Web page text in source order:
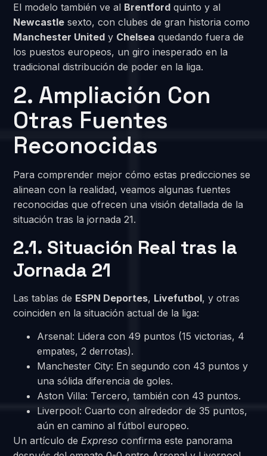
El modelo también ve al Brentford quinto y al
Newcastle sexto, con clubes de gran historia como
Manchester United y Chelsea quedando fuera de
los puestos europeos, un giro inesperado en la
tradicional distribución de poder en la liga.
2. Ampliación Con
Otras Fuentes
Reconocidas
Para comprender mejor cómo estas predicciones se
alinean con la realidad, veamos algunas fuentes
reconocidas que ofrecen una visión detallada de la
situación tras la jornada 21.
2.1. Situación Real tras la
Jornada 21
Las tablas de ESPN Deportes, Livefutbol, y otras
coinciden en la situación actual de la liga:
Arsenal: Lidera con 49 puntos (15 victorias, 4
empates, 2 derrotas).
Manchester City: En segundo con 43 puntos y
una sólida diferencia de goles.
Aston Villa: Tercero, también con 43 puntos.
Liverpool: Cuarto con alrededor de 35 puntos,
aún en camino al fútbol europeo.
Un artículo de Expreso confirma este panorama